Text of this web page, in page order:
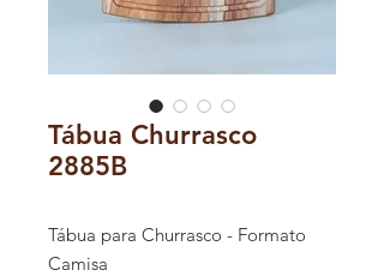
Tábua Churrasco
2885B
Tábua para Churrasco - Formato
Camisa